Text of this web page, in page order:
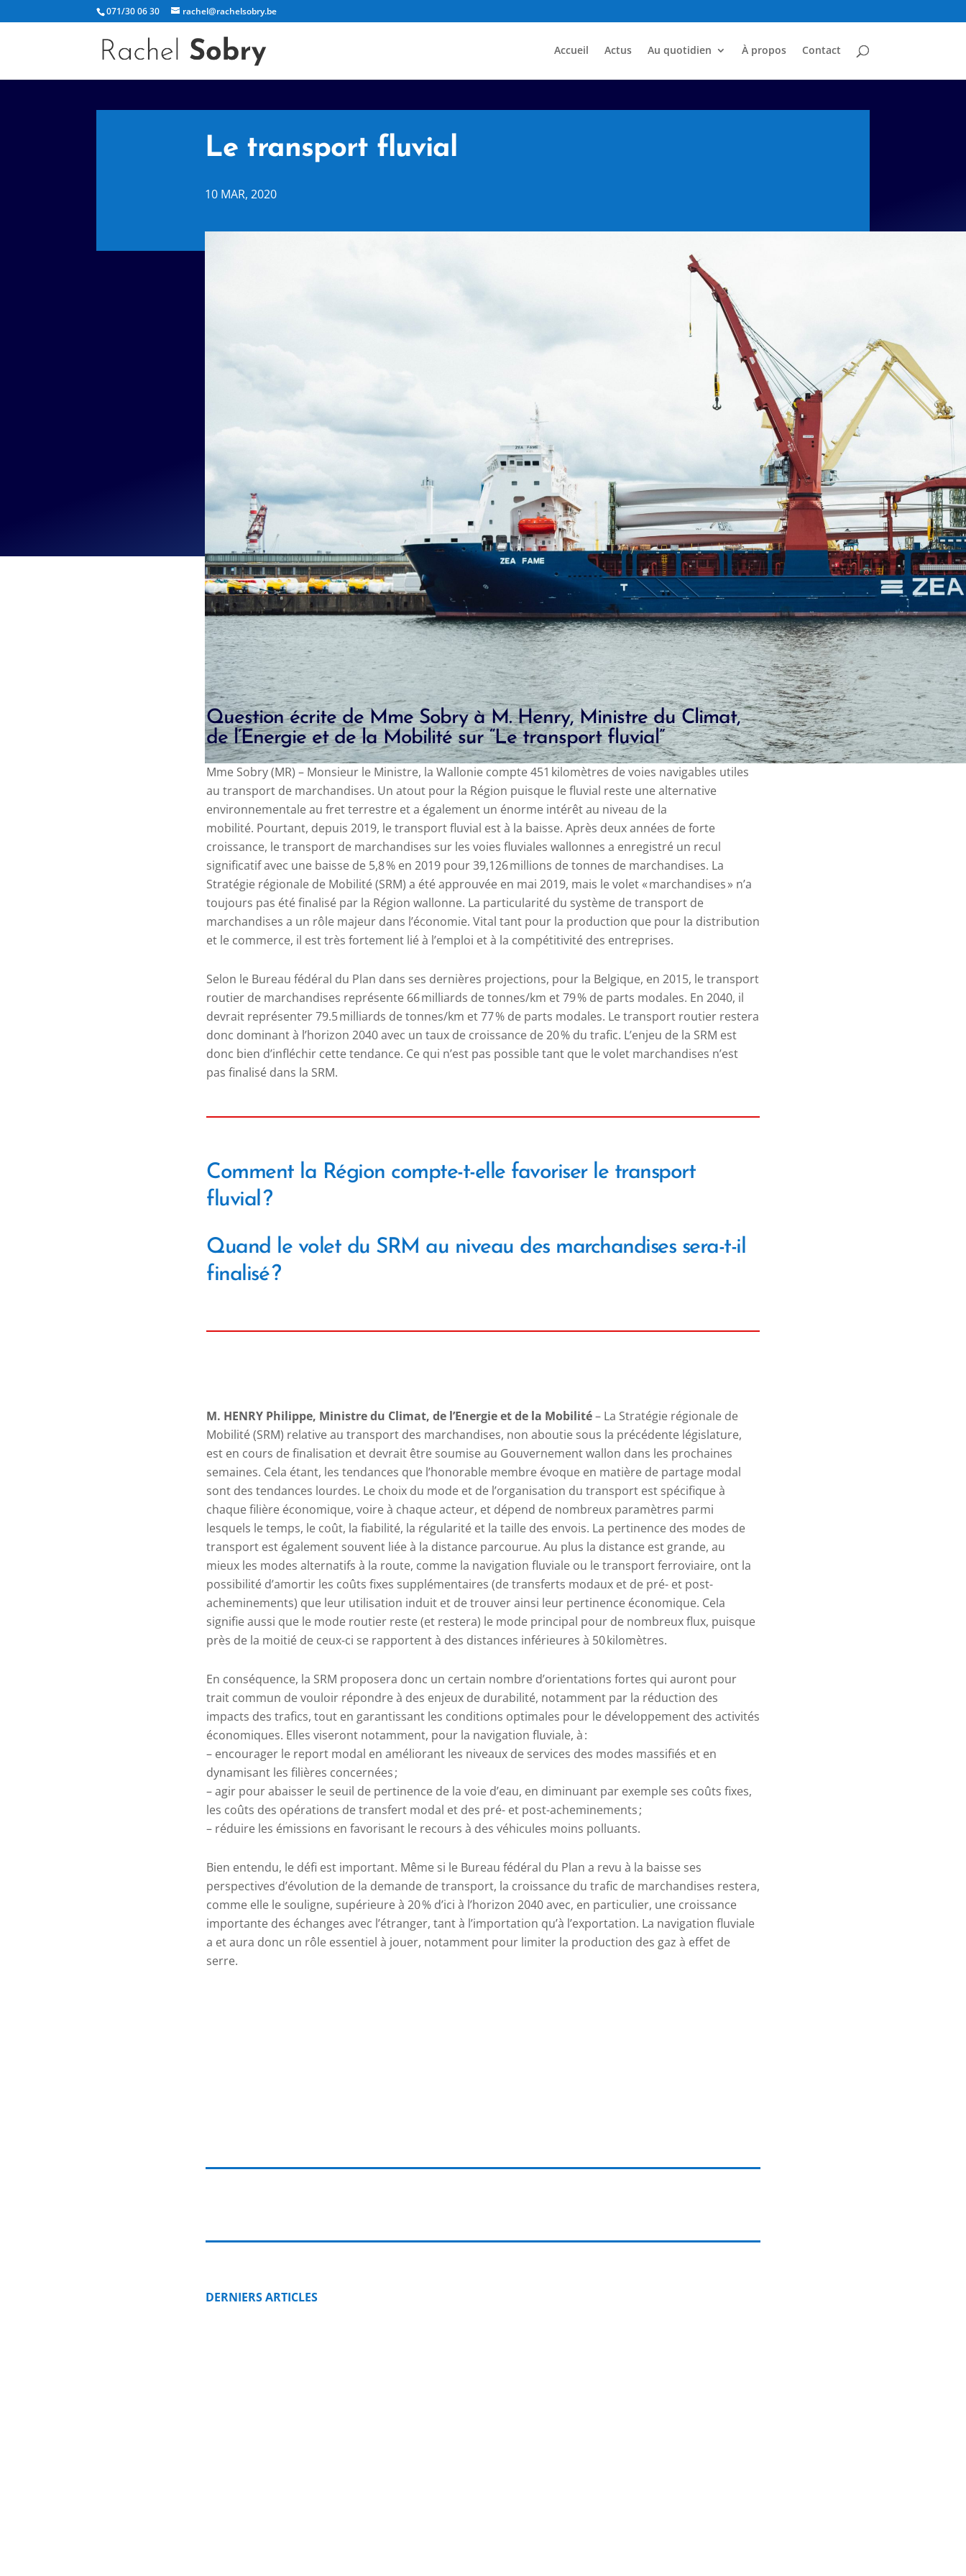
071/30 06 30 rachel@rachelsobry.be
Accueil Actus Au quotidien À propos Contact
Le transport fluvial
10 MAR, 2020
Question écrite de Mme Sobry à M. Henry, Ministre du Climat,
de l’Energie et de la Mobilité sur “Le transport fluvial”
Mme Sobry (MR) – Monsieur le Ministre, la Wallonie compte 451 kilomètres de voies navigables utiles
au transport de marchandises. Un atout pour la Région puisque le fluvial reste une alternative
environnementale au fret terrestre et a également un énorme intérêt au niveau de la
mobilité. Pourtant, depuis 2019, le transport fluvial est à la baisse. Après deux années de forte
croissance, le transport de marchandises sur les voies fluviales wallonnes a enregistré un recul
significatif avec une baisse de 5,8 % en 2019 pour 39,126 millions de tonnes de marchandises. La
Stratégie régionale de Mobilité (SRM) a été approuvée en mai 2019, mais le volet « marchandises » n’a
toujours pas été finalisé par la Région wallonne. La particularité du système de transport de
marchandises a un rôle majeur dans l’économie. Vital tant pour la production que pour la distribution
et le commerce, il est très fortement lié à l’emploi et à la compétitivité des entreprises.
Selon le Bureau fédéral du Plan dans ses dernières projections, pour la Belgique, en 2015, le transport
routier de marchandises représente 66 milliards de tonnes/km et 79 % de parts modales. En 2040, il
devrait représenter 79.5 milliards de tonnes/km et 77 % de parts modales. Le transport routier restera
donc dominant à l’horizon 2040 avec un taux de croissance de 20 % du trafic. L’enjeu de la SRM est
donc bien d’infléchir cette tendance. Ce qui n’est pas possible tant que le volet marchandises n’est
pas finalisé dans la SRM.
Comment la Région compte-t-elle favoriser le transport
fluvial ?
Quand le volet du SRM au niveau des marchandises sera-t-il
finalisé ?
M. HENRY Philippe, Ministre du Climat, de l’Energieet de la Mobilité– La Stratégie régionale de
Mobilité (SRM) relative au transport des marchandises, non aboutie sous la précédente législature,
est en cours de finalisation et devrait être soumise au Gouvernement wallon dans les prochaines
semaines. Cela étant, les tendances que l’honorable membre évoque en matière de partage modal
sont des tendances lourdes. Le choix du mode et de l’organisation du transport est spécifique à
chaque filière économique, voire à chaque acteur, et dépend de nombreux paramètres parmi
lesquels le temps, le coût, la fiabilité, la régularité et la taille des envois. La pertinence des modes de
transport est également souvent liée à la distance parcourue. Au plus la distance est grande, au
mieux les modes alternatifs à la route, comme la navigation fluviale ou le transport ferroviaire, ont la
possibilité d’amortir les coûts fixes supplémentaires (de transferts modaux et de pré- et post-
acheminements) que leur utilisation induit et de trouver ainsi leur pertinence économique. Cela
signifie aussi que le mode routier reste (et restera) le mode principal pour de nombreuxflux, puisque
près de la moitié de ceux-ci se rapportent à des distances inférieures à 50 kilomètres.
En conséquence, la SRM proposera donc un certain nombre d’orientations fortes qui auront pour
trait commun de vouloir répondre à des enjeux de durabilité, notamment par la réduction des
impacts des trafics, tout en garantissant les conditions optimales pour le développement des activités
économiques. Elles viseront notamment, pour la navigation fluviale, à :
– encourager le report modal en améliorant les niveaux de services des modes massifiés et en
dynamisant les filières concernées ;
– agir pour abaisser le seuil de pertinence de la voie d’eau, en diminuant par exemple ses coûts fixes,
les coûts des opérations de transfert modal et des pré- et post-acheminements ;
– réduire les émissions en favorisant le recours à des véhicules moins polluants.
Bien entendu, le défi est important. Même si le Bureau fédéral du Plan a revu à la baisse ses
perspectives d’évolution de la demande de transport, la croissance du trafic de marchandises restera,
comme elle le souligne, supérieure à 20 % d’ici à l’horizon 2040 avec, en particulier, une croissance
importante des échanges avec l’étranger, tant à l’importation qu’à l’exportation. La navigation fluviale
a et aura donc un rôle essentiel à jouer, notamment pour limiter la production des gaz à effet de
serre.
DERNIERS ARTICLES